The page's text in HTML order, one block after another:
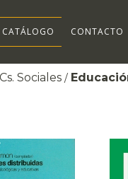
CATÁLOGO CONTACTO
Sociales /